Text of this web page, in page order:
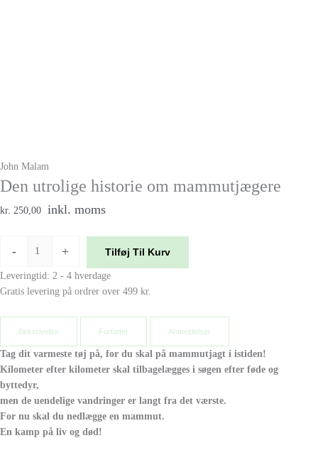
John Malam
Den utrolige historie om mammutjægere
kr. 250,00 inkl. moms
- + Tilføj Til Kurv
Leveringtid: 2 - 4 hverdage
Gratis levering på ordrer over 499 kr.
Beksrivelse Forfatter Anmeldelser
Tag dit varmeste tøj på, for du skal på mammutjagt i istiden!
Kilometer efter kilometer skal tilbagelægges i søgen efter føde og
byttedyr,
men de uendelige vandringer er langt fra det værste.
For nu skal du nedlægge en mammut.
En kamp på liv og død!